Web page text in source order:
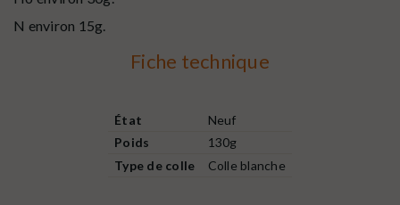
N environ 15g.
Fiche technique
État
Neuf
Poids
130g
Type de colle
Colle blanche